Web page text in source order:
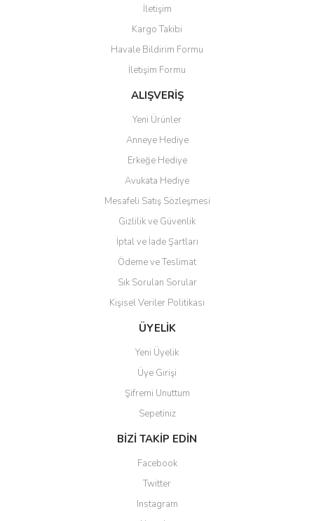
İletişim
Kargo Takibi
Havale Bildirim Formu
İletişim Formu
ALIŞVERİŞ
Yeni Ürünler
Anneye Hediye
Erkeğe Hediye
Avukata Hediye
Mesafeli Satış Sözleşmesi
Gizlilik ve Güvenlik
İptal ve İade Şartları
Ödeme ve Teslimat
Sık Sorulan Sorular
Kişisel Veriler Politikası
ÜYELİK
Yeni Üyelik
Üye Girişi
Şifremi Unuttum
Sepetiniz
BİZİ TAKİP EDİN
Facebook
Twitter
Instagram